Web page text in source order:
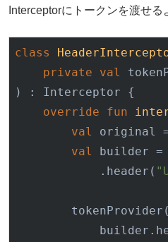
Interceptorにトークンを渡せる
class
private
val
) : Interceptor {
override
fun
val
original
val
builder =
            .header(